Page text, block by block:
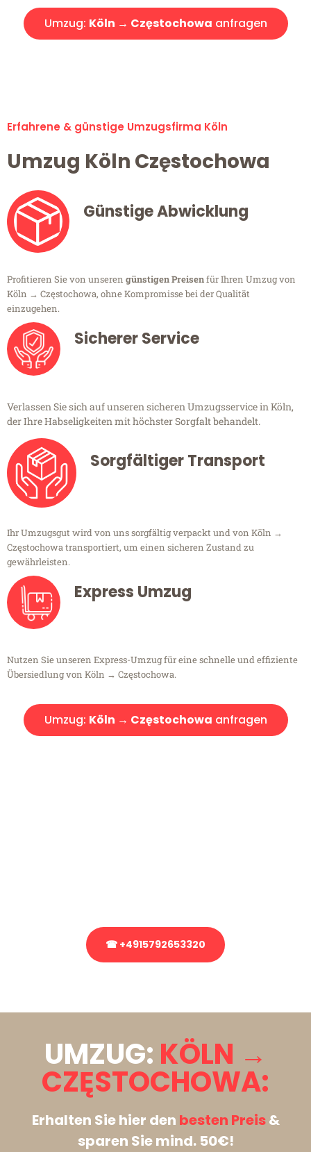
Umzug: Köln → Częstochowa anfragen
Erfahrene & günstige Umzugsfirma Köln
Umzug Köln Częstochowa
Günstige Abwicklung
Profitieren Sie von unseren günstigen Preisenfür Ihren Umzug von
Köln → Częstochowa, ohne Kompromisse bei der Qualität
einzugehen.
Sicherer Service
Verlassen Sie sich auf unseren sicheren Umzugsservice in Köln,
der Ihre Habseligkeiten mit höchster Sorgfalt behandelt.
Sorgfältiger Transport
Ihr Umzugsgut wird von uns sorgfältig verpackt und von Köln →
Częstochowa transportiert, um einen sicheren Zustand zu
gewährleisten.
Express Umzug
Nutzen Sie unseren Express-Umzug für eine schnelle und effiziente
Übersiedlung von Köln → Częstochowa.
Umzug: Köln → Częstochowa anfragen
☎ +4915792653320
UMZUG: KÖLN →
CZĘSTOCHOWA:
Erhalten Sie hier den besten Preis&
sparen Sie mind. 50€!